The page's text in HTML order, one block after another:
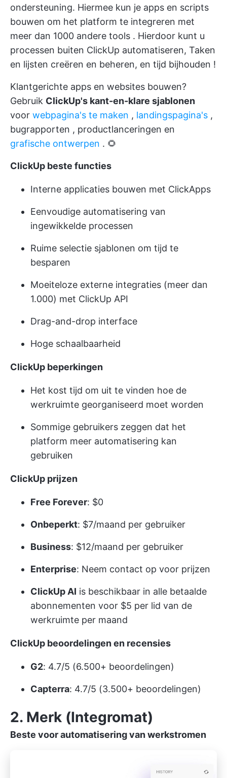
ondersteuning. Hiermee kun je apps en scripts
bouwen om het platform te integreren met
meer dan 1000 andere tools . Hierdoor kunt u
processen buiten ClickUp automatiseren, Taken
en lijsten creëren en beheren, en tijd bijhouden !
Klantgerichte apps en websites bouwen?
Gebruik ClickUp's kant-en-klare sjablonen
voor webpagina's te maken , landingspagina's ,
bugrapporten , productlanceringen en
grafische ontwerpen . 🌻
ClickUp beste functies
Interne applicaties bouwen met ClickApps
Eenvoudige automatisering van
ingewikkelde processen
Ruime selectie sjablonen om tijd te
besparen
Moeiteloze externe integraties (meer dan
1.000) met ClickUp API
Drag-and-drop interface
Hoge schaalbaarheid
ClickUp beperkingen
Het kost tijd om uit te vinden hoe de
werkruimte georganiseerd moet worden
Sommige gebruikers zeggen dat het
platform meer automatisering kan
gebruiken
ClickUp prijzen
Free Forever: $0
Onbeperkt: $7/maand per gebruiker
Business: $12/maand per gebruiker
Enterprise: Neem contact op voor prijzen
ClickUp AI is beschikbaar in alle betaalde
abonnementen voor $5 per lid van de
werkruimte per maand
ClickUp beoordelingen en recensies
G2: 4.7/5 (6.500+ beoordelingen)
Capterra: 4.7/5 (3.500+ beoordelingen)
2. Merk (Integromat)
Beste voor automatisering van werkstromen